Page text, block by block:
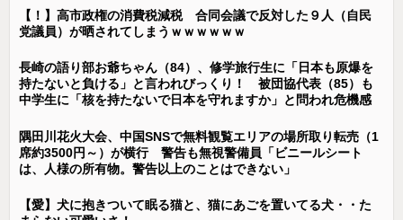
【！】高市政権の消費税減税 合同会議で反対した９人（自民
党議員）が晒されてしまうｗｗｗｗｗｗ
長崎の語り部お爺ちゃん（84）、修学旅行生に「日本も原爆を
持たないと負ける」と言われびっくり！ 被団協代表（85）も
中学生に「核を持たないで日本を守れますか」と問われ危機感
隅田川花火大会、中国SNSで無料観覧エリアの場所取り転売（1
席約3500円～）が横行 警告も無視警備員「ビニールシート
は、人様の所有物。警告以上のことはできない」
【愛】犬に抱きついて眠る猫と、猫にあごを置いてる犬・・た